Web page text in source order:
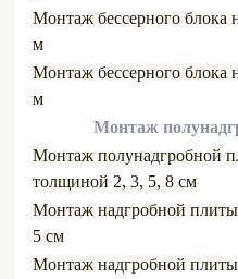
Монтаж бессерного блока
м
Монтаж бессерного блока
м
Монтаж
Монтаж полунадгробной
толщиной 2, 3, 5, 8 см
Монтаж надгробной
5 см
Монтаж надгробной